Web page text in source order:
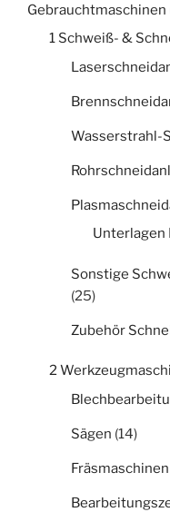
Gebrauchtmaschinen
1 Schweiß- &
Wasserstrahl-
Unterlagen
Sonstige
(25)
Zubehör
2
Sägen (14)
Fräsmaschinen